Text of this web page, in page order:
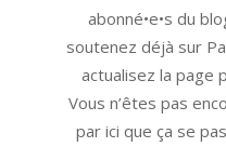
abonné•e•s du
soutenez déjà sur
actualisez la page
Vous n’êtes pas
par ici que ça se